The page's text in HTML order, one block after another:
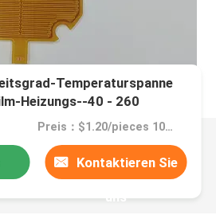
Temperaturspanne
Heizungs--40 - 260
Preis：$1.20/pieces 100-199 pieces
Kontaktieren Sie
uns